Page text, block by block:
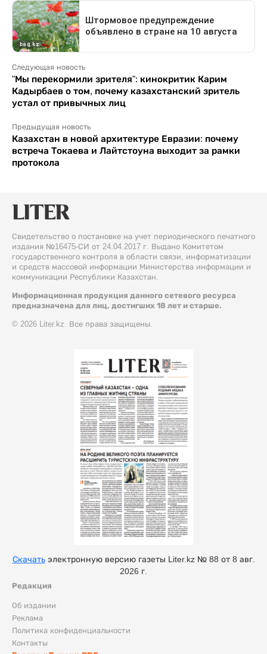
Следующая новость
"Мы перекормили зрителя": кинокритик Карим
Кадырбаев о том, почему казахстанский зритель
устал от привычных лиц
Предыдущая новость
Казахстан в новой архитектуре Евразии: почему
встреча Токаева и Лайтстоуна выходит за рамки
протокола
Свидетельство о постановке на учет периодического печатного
издания №16475-СИ от 24.04.2017 г. Выдано Комитетом
государственного контроля в области связи, информатизации
и средств массовой информации Министерства информации и
коммуникации Республики Казахстан.
Информационная продукция данного сетевого ресурса
предназначена для лиц, достигших 18 лет и старше.
© 2026 Liter.kz. Все права защищены.
Редакция
Об издании
Реклама
Политика конфиденциальности
Контакты
Скачатьэлектронную версию газеты Liter.kz № 88 от 8 авг.
2026 г.